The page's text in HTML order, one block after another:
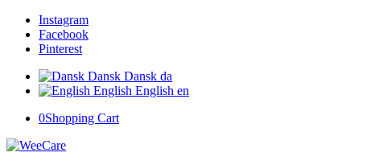
Instagram
Facebook
Pinterest
Dansk Dansk da
English English en
0Shopping Cart